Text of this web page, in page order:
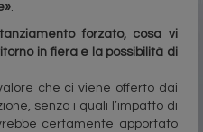
.
forzato, cosa vi
in fiera e la possibilità di
che ci viene offerto dai
senza i quali l’impatto di
certamente apportato